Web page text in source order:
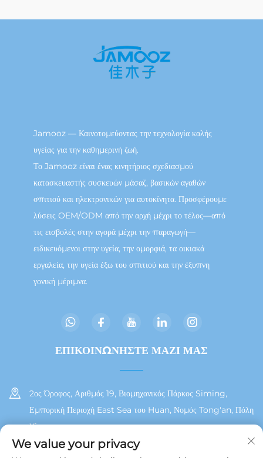
Jamooz — Καινοτομεύοντας την τεχνολογία καλής
υγείας για την καθημερινή ζωή.
Το Jamooz είναι ένας κινητήριος σχεδιασμού
κατασκευαστής συσκευών μάσαζ, βασικών αγαθών
σπιτιού και ηλεκτρονικών για αυτοκίνητα. Προσφέρουμε
λύσεις OEM/ODM από την αρχή μέχρι το τέλος—από
τις εισβολές στην αγορά μέχρι την παραγωγή—
ειδικευόμενοι στην υγεία, την ομορφιά, τα οικιακά
εργαλεία, την υγεία έξω του σπιτιού και την έξυπνη
γονική μέριμνα.
ΕΠΙΚΟΙΝΩΝΗΣΤΕ ΜΑΖΙ ΜΑΣ
2ος Όροφος, Αριθμός 19, Βιομηχανικός Πάρκος Siming,
Εμπορική Περιοχή East Sea του Huan, Νομός Tong'an, Πόλη
Xiamen
+86 13215929911
We value your privacy